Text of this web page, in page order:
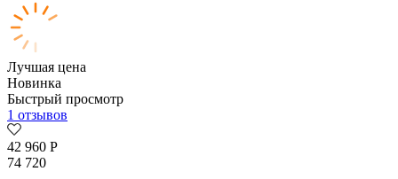
Лучшая цена
Новинка
Быстрый просмотр
1 отзывов
42 960 Р
74 720